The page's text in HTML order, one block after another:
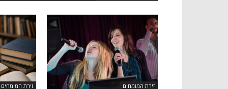
זירת המומחים זירת המומחים